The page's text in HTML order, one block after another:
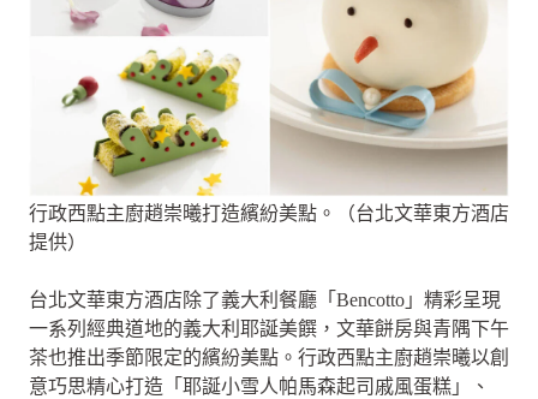
行政西點主廚趙崇曦打造繽紛美點。（台北文華東方酒店
提供）
台北文華東方酒店除了義大利餐廳「Bencotto」精彩呈現
一系列經典道地的義大利耶誕美饌，文華餅房與青隅下午
茶也推出季節限定的繽紛美點。行政西點主廚趙崇曦以創
意巧思精心打造「耶誕小雪人帕馬森起司戚風蛋糕」、